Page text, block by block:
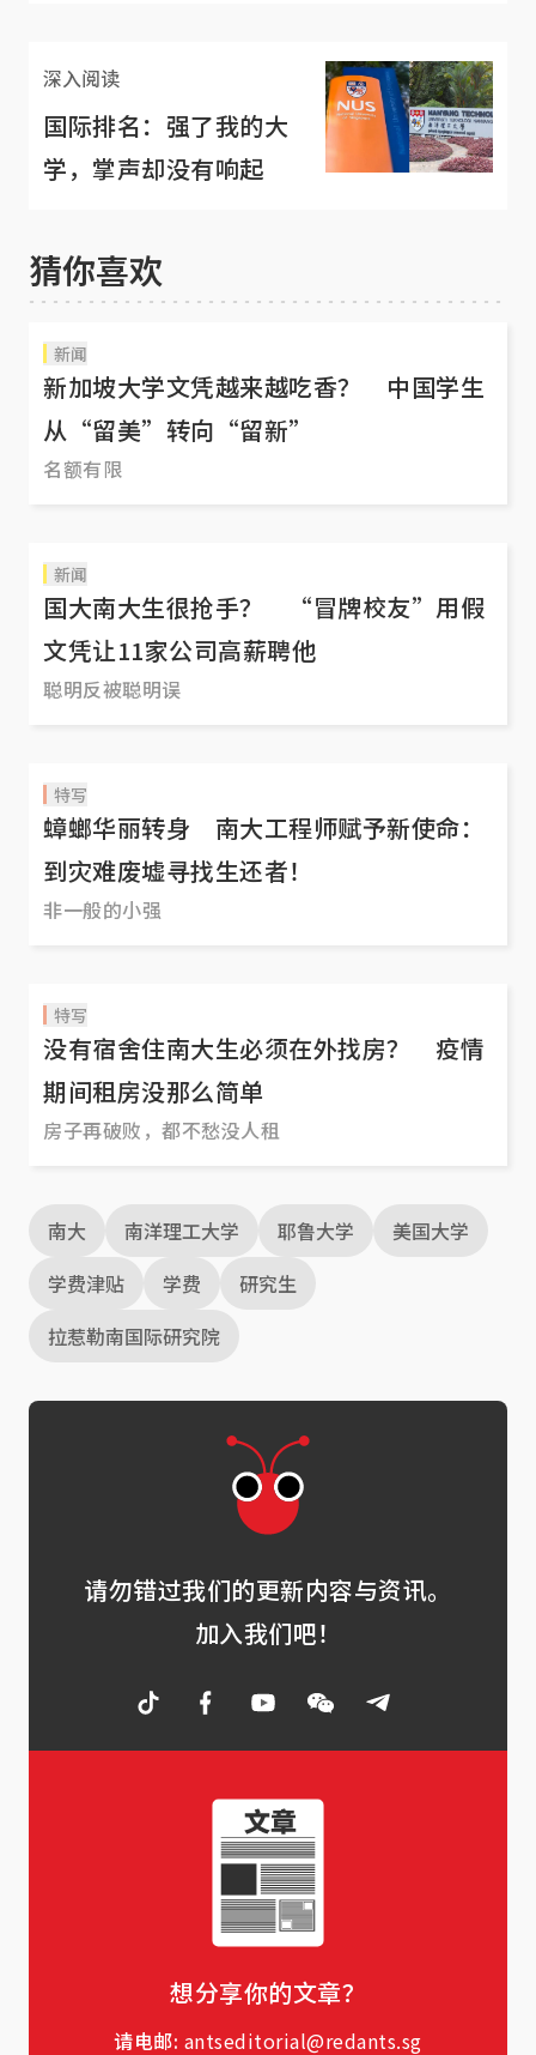
深入阅读
国际排名：强了我的大
学，掌声却没有响起
猜你喜欢
新闻
新加坡大学文凭越来越吃香？ 中国学生
从“留美”转向“留新”
名额有限
新闻
国大南大生很抢手？ “冒牌校友”用假
文凭让11家公司高薪聘他
聪明反被聪明误
特写
蟑螂华丽转身 南大工程师赋予新使命：
到灾难废墟寻找生还者！
非一般的小强
特写
没有宿舍住南大生必须在外找房？ 疫情
期间租房没那么简单
房子再破败，都不愁没人租
南大 南洋理工大学 耶鲁大学
美国大学
学费津贴
学费
研究生
拉惹勒南国际研究院
请勿错过我们的更新内容与资讯。
加入我们吧！
想分享你的文章？
请电邮: antseditorial@redants.sg